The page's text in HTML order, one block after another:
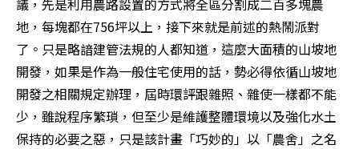
地，每塊都在756坪以上，接下來就是前述的熱鬧派對
了。只是略諳建管法規的人都知道，這麼大面積的山坡地
開發，如果是作為一般住宅使用的話，勢必得依循山坡地
開發之相關規定辦理，屆時環評跟雜照、雜使一樣都不能
少，雖說程序繁瑣，但至少是維護整體環境以及強化水土
保持的必要之惡，只是該計畫「巧妙的」以「農舍」之名